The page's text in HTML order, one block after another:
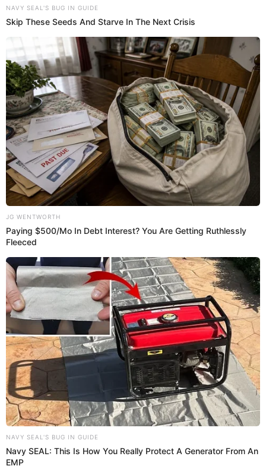
SOBRE EL AUTOR:
ANTUANE CALDERÓN
Periodista especializada en espectáculos nacionales e
internacionales. Licenciada de la Universidad Privada del
Norte. Redactor en El Popular. Interesada en temas
relacionados al entretenimiento, cultura, redes sociales, cine
y televisión.
Prefiero a El Popular en Google